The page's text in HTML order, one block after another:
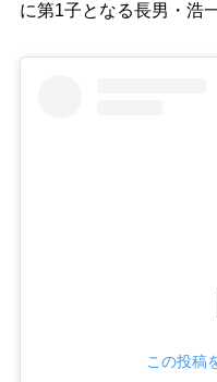
に第1子となる長男・浩
この投稿